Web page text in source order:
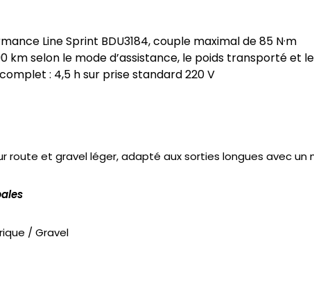
Line Sprint BDU3184, couple maximal de 85 N·m
km selon le mode d’assistance, le poids transporté et
: 4,5 h sur prise standard 220 V
route et gravel léger, adapté aux sorties longues avec
/ Gravel